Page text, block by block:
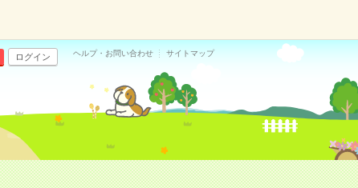
ログイン ヘルプ・お問い合わせ サイトマップ